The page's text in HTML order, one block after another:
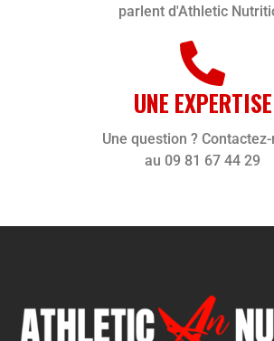
parlent d'Athletic
UNE EXPERTISE
Une question ?
au 09 81 67 44 29